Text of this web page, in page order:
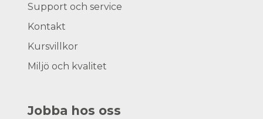
Support och service
Kontakt
Kursvillkor
Miljö och kvalitet
Jobba hos oss